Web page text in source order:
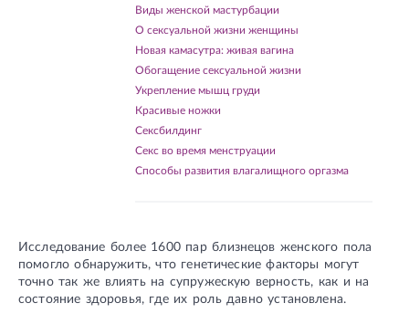
Виды женской мастурбации
О сексуальной жизни женщины
Новая камасутра: живая вагина
Обогащение сексуальной жизни
Укрепление мышц груди
Красивые ножки
Сексбилдинг
Секс во время менструации
Способы развития влагалищного оргазма
Исследование более 1600 пар близнецов женского пола
помогло обнаружить, что генетические факторы могут
точно так же влиять на супружескую верность, как и на
состояние здоровья, где их роль давно установлена.